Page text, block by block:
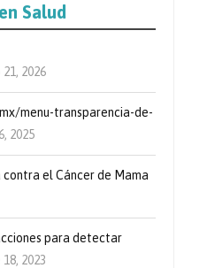
Salud
2026
menu-transparencia-de-
2025
contra el Cáncer de Mama
para detectar
2023